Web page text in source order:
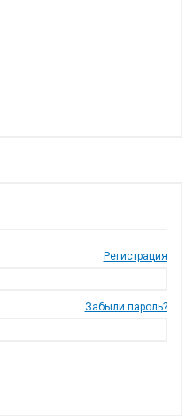
Регистрация
Забыли пароль?